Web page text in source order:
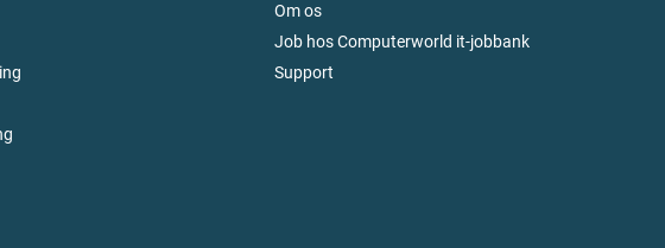
Om os
Job hos Computerworld it-jobbank
Support